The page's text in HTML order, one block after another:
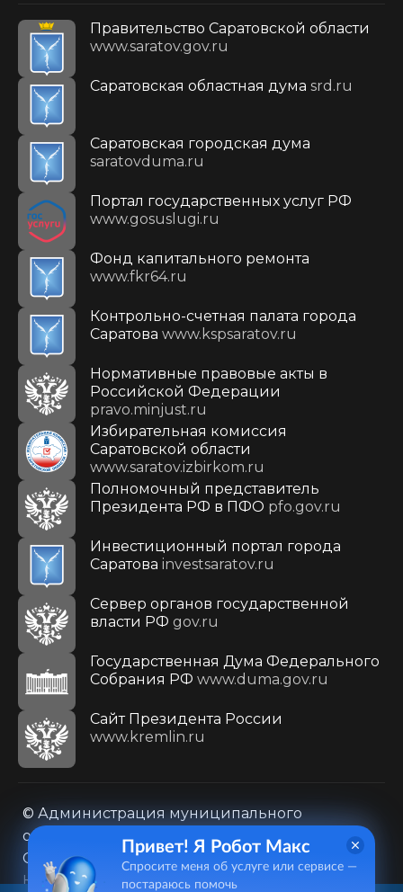
Правительство Саратовской области
www.saratov.gov.ru
Саратовская областная дума srd.ru
Саратовская городская дума
saratovduma.ru
Портал государственных услуг РФ
www.gosuslugi.ru
Фонд капитального ремонта
www.fkr64.ru
Контрольно-счетная палата города
Саратова www.kspsaratov.ru
Нормативные правовые акты в
Российской Федерации
pravo.minjust.ru
Избирательная комиссия
Саратовской области
www.saratov.izbirkom.ru
Полномочный представитель
Президента РФ в ПФО pfo.gov.ru
Инвестиционный портал города
Саратова investsaratov.ru
Сервер органов государственной
власти РФ gov.ru
Государственная Дума Федерального
Собрания РФ www.duma.gov.ru
Cайт Президента России
www.kremlin.ru
© Администрация муниципального
образования городского округа «Город
Саратов»
Контакты
Карта сайта
Привет! Я Робот Макс
Спросите меня об услуге или сервисе —
постараюсь помочь